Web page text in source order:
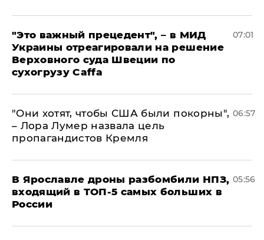
"Это важный прецедент", – в МИД
Украины отреагировали на решение
Верховного суда Швеции по
сухогрузу Caffa
07:01
"Они хотят, чтобы США были покорны",
– Лора Лумер назвала цель
пропагандистов Кремля
06:57
В Ярославле дроны разбомбили НПЗ,
входящий в ТОП-5 самых больших в
России
05:56